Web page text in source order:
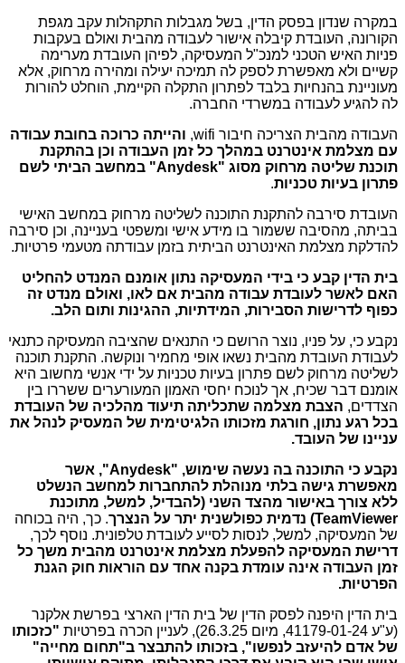
במקרה שנדון בפסק הדין, בשל מגבלות התקהלות עקב מגפת
הקורונה, העובדת קיבלה אישור לעבודה מהבית ואולם בעקבות
פניות האיש הטכני למנכ"ל המעסיקה, לפיהן העובדת מערימה
קשיים ולא מאפשרת לספק לה תמיכה יעילה ומהירה מרחוק, אלא
מעוניינת בהנחיות בלבד לפתרון התקלה הקיימת, הוחלט להורות
לה להגיע לעבודה במשרדי החברה.
העבודה מהבית הצריכה חיבור wifi,
והייתה כרוכה בחובת עבודה
עם מצלמת אינטרנט במהלך כל זמן העבודה וכן בהתקנת
תוכנת שליטה מרחוק מסוג "Anydesk" במחשב הביתי לשם
פתרון בעיות טכניות.
העובדת סירבה להתקנת התוכנה לשליטה מרחוק במחשב האישי
בביתה, מהסיבה ששמור בו מידע אישי ומשפטי בעניינה, וכן סירבה
להדלקת מצלמת האינטרנט הביתית בזמן עבודתה מטעמי פרטיות.
בית הדין קבע כי בידי המעסיקה נתון אומנם המנדט להחליט
האם לאשר לעובדת עבודה מהבית אם לאו, ואולם מנדט זה
כפוף לדרישות הסבירות, המידתיות, ההגינות ותום הלב.
נקבע כי, על פניו, נוצר הרושם כי התנאים שהציבה המעסיקה כתנאי
לעבודת העובדת מהבית נשאו אופי מחמיר ונוקשה. התקנת תוכנה
לשליטה מרחוק לשם פתרון בעיות טכניות על ידי אנשי מחשוב היא
אומנם דבר שכיח, אך לנוכח יחסי האמון המעורערים ששררו בין
הצדדים, הצבת מצלמה שתכליתה תיעוד מהלכיה של העובדת
בכל רגע נתון, חורגת מזכותו הלגיטימית של המעסיק לנהל את
עניינו של העובד.
נקבע כי התוכנה בה נעשה שימוש, "Anydesk", אשר
מאפשרת גישה בלתי מנוהלת להתחברות למחשב הנשלט
ללא צורך באישור מהצד השני (להבדיל, למשל, מתוכנת
TeamViewer) נדמית כפולשנית יתר על הנצרך. כך, היה בכוחה
של המעסיקה, למשל, לנסות לסייע לעובדת טלפונית. נוסף לכך,
דרישת המעסיקה להפעלת מצלמת אינטרנט מהבית משך כל
זמן העבודה אינה עומדת בקנה אחד עם הוראות חוק הגנת
הפרטיות.
בית הדין היפנה לפסק הדין של בית הדין הארצי בפרשת אלקנר
(ע"ע 41179-01-24, מיום 26.3.25), לעניין הכרה בפרטיות
"כזכותו
של אדם להיעזב לנפשו", בזכותו להתבצר ב"תחום מחייה"